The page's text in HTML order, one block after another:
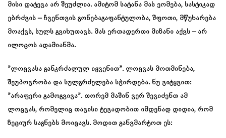
მისი დატევა არ შეუძლია. ამიტომ სატანა მას ეომება, სასტიკად
ებრძვის – ჩვენთვის გონებაგაფანტულობა, შფოთი, მწუხარება
მოაქვს, სულს გვიხუთავს. მას ერთადერთი მიზანი აქვს – არ
ილოცოს ადამიანმა.
”ლოცვასა განკრძალულ იყვენით”. ლოცვას მოთმინება,
შეუპოვრობა და სულგრძელება სჭირდება. ნუ ვიტყვით:
”არაფერი გამოგვივა”. თორემ მაშინ ვერ შევიძენთ ამ
ლოცვას, რომელიც თავისი ტევადობით იმდენად დიდია, რომ
ზეციურ საგნებს მოიცავს. მოდით განვმარტოთ ეს: